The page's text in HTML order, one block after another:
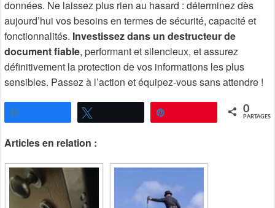
données. Ne laissez plus rien au hasard : déterminez dès
aujourd’hui vos besoins en termes de sécurité, capacité et
fonctionnalités. Investissez dans un destructeur de
document fiable, performant et silencieux, et assurez
définitivement la protection de vos informations les plus
sensibles. Passez à l’action et équipez-vous sans attendre !
0
PARTAGES
Articles en relation :